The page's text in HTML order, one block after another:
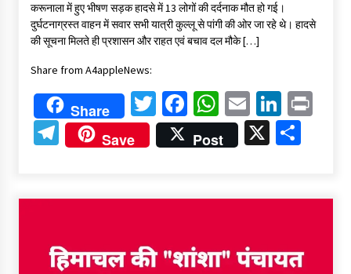
भ्रष्टाचार से अर्जित संपत्ति जब्त कर गरीबों में बांटेगी हिमाचल सरकार -CM
06/08/2026
नितिन गडकरी से मिले विक्रमादित्य सिंह, हिमाचल की सड़क परियोजनाओं को
मिली बड़ी सौगात
06/08/2026
06/08/2026
करूनाला में हुए भीषण सड़क हादसे में 13 लोगों की दर्दनाक मौत हो गई।
दुर्घटनाग्रस्त वाहन में सवार सभी यात्री कुल्लू से पांगी की ओर जा रहे थे। हादसे
की सूचना मिलते ही प्रशासन और राहत एवं बचाव दल मौके […]
Share from A4appleNews:
Share Twitter
Facebook
WhatsApp
Email
Telegram
Save Post X